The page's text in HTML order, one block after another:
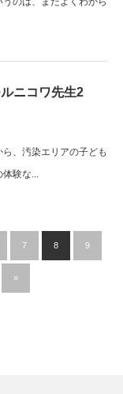
ニコワ先生2
、汚染エリアの子ども
体験な...
7 8 9
»